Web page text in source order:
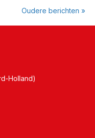
Oudere berichten »
Holland)